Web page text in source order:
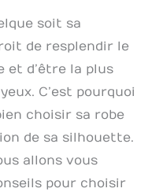
soit sa
de resplendir le
et d’être la plus
C’est pourquoi
choisir sa robe
de sa silhouette.
allons vous
pour choisir